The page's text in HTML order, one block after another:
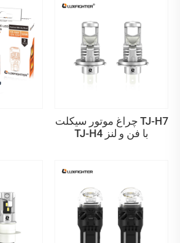
چراغ موتور سیکلت TJ-H7
TJ-H4 با فن و لنز